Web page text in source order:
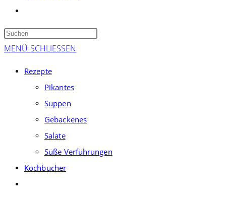
SUCHE
UMSCHALTEN
Press
MENÜ SCHLIESSEN
Rezepte
Pikantes
Suppen
Gebackenes
Salate
Süße Verführungen
Kochbücher